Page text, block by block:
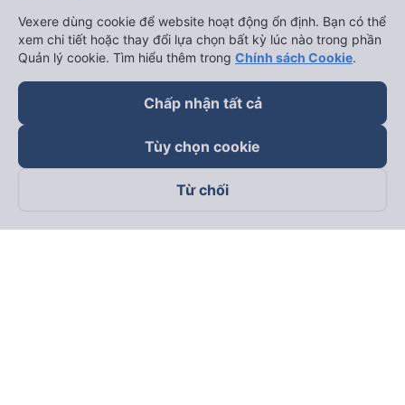
Theo dõi chúng tôi trên
Vexere dùng cookie để website hoạt động ổn định. Bạn có thể
xem chi tiết hoặc thay đổi lựa chọn bất kỳ lúc nào trong phần
Quản lý cookie. Tìm hiểu thêm trong Chính sách Cookie.
Chấp nhận tất cả
Tùy chọn cookie
Từ chối